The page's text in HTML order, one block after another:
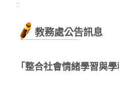
:::
教務處公告訊息
「整合社會情緒學習與學